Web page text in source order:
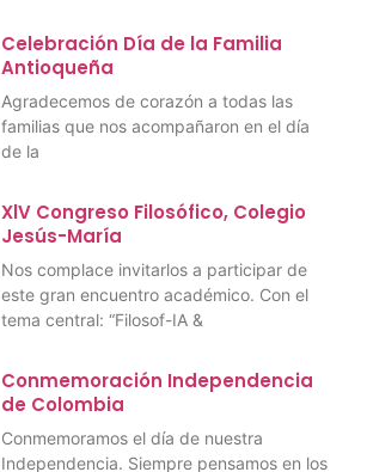
Celebración Día de la Familia
Antioqueña
Agradecemos de corazón a todas las
familias que nos acompañaron en el día
de la
XlV Congreso Filosófico, Colegio
Jesús-María
Nos complace invitarlos a participar de
este gran encuentro académico. Con el
tema central: “Filosof-IA &
Conmemoración Independencia
de Colombia
Conmemoramos el día de nuestra
Independencia. Siempre pensamos en los